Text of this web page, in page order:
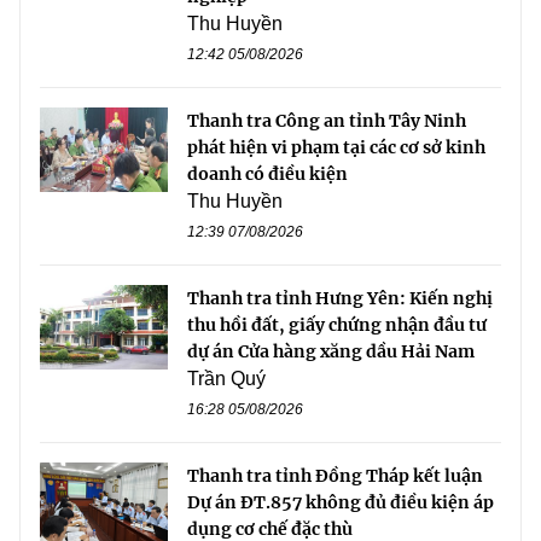
Thu Huyền
12:42 05/08/2026
Thanh tra Công an tỉnh Tây Ninh
phát hiện vi phạm tại các cơ sở kinh
doanh có điều kiện
Thu Huyền
12:39 07/08/2026
Thanh tra tỉnh Hưng Yên: Kiến nghị
thu hồi đất, giấy chứng nhận đầu tư
dự án Cửa hàng xăng dầu Hải Nam
Trần Quý
16:28 05/08/2026
Thanh tra tỉnh Đồng Tháp kết luận
Dự án ĐT.857 không đủ điều kiện áp
dụng cơ chế đặc thù